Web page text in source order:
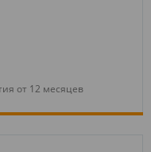
от 12 месяцев